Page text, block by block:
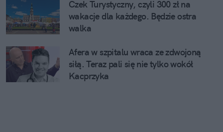
Czek Turystyczny, czyli 300 zł na
wakacje dla każdego. Będzie ostra
walka
Afera w szpitalu wraca ze zdwojoną
siłą. Teraz pali się nie tylko wokół
Kacprzyka